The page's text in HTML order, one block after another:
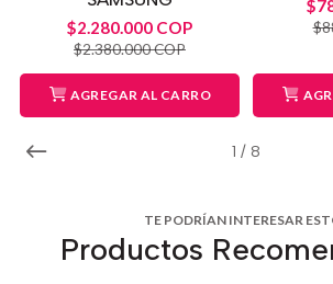
1 / 8
$2.280.000 COP
$2.380.000 COP
AGREGAR AL CARRO
TE PODRÍAN INTERESAR
Productos